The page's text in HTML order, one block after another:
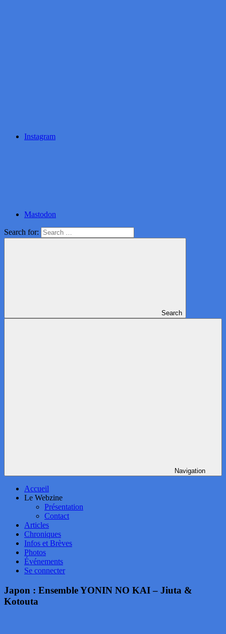
Instagram
Mastodon
Search for:
Search
Navigation
Accueil
Le Webzine
Présentation
Contact
Articles
Chroniques
Infos et Brèves
Photos
Événements
Se connecter
Japon : Ensemble YONIN NO KAI – Jiuta &
Kotouta